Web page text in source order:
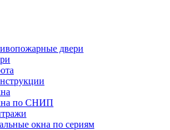
двери
по СНИП
окна по сериям